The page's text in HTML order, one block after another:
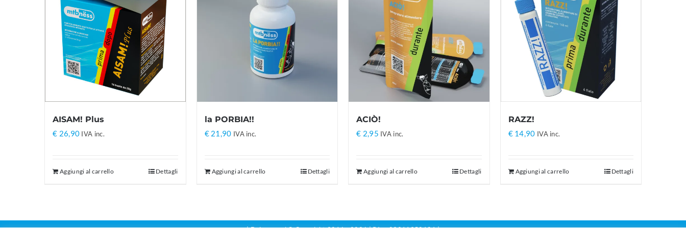
AISAM! Plus
€ 26,90 IVA inc.
Aggiungi al carrello Dettagli
la PORBIA!!
€21,90 IVA inc.
Aggiungi al carrello Dettagli
ACIÒ!
€ 2,95 IVA inc.
Aggiungi al carrello Dettagli
RAZZ!
€14,90 IVA inc.
Aggiungi al carrello Dettagli